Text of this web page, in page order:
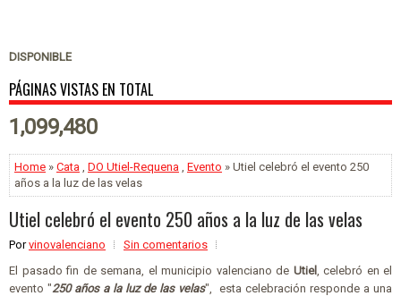
DISPONIBLE
PÁGINAS VISTAS EN TOTAL
1,099,480
Home » Cata DO Utiel-Requena Evento » Utiel celebró el evento 250
años a la luz de las velas
Utiel celebró el evento 250 años a la luz de las velas
Porvinovalenciano
Sin comentarios
El pasado fin de semana, el municipio valenciano de Utiel, celebró en el
evento "250 años a la luz de las velas", esta celebración responde a una